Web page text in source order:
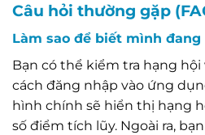
Câu hỏi thường gặp
Làm sao để biết mình
Bạn có thể kiểm tra hạng
cách đăng nhập vào ứng
hình chính sẽ hiển thị hạng
số điểm tích lũy. Ngoài ra,